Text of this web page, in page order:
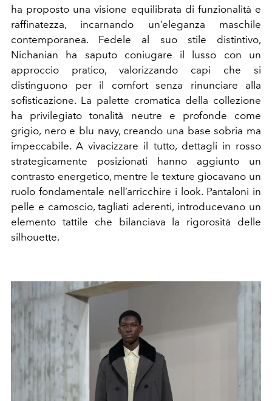
ha proposto una visione equilibrata di funzionalità e
raffinatezza, incarnando un’eleganza maschile
contemporanea. Fedele al suo stile distintivo,
Nichanian ha saputo coniugare il lusso con un
approccio pratico, valorizzando capi che si
distinguono per il comfort senza rinunciare alla
sofisticazione. La palette cromatica della collezione
ha privilegiato tonalità neutre e profonde come
grigio, nero e blu navy, creando una base sobria ma
impeccabile. A vivacizzare il tutto, dettagli in rosso
strategicamente posizionati hanno aggiunto un
contrasto energetico, mentre le texture giocavano un
ruolo fondamentale nell’arricchire i look. Pantaloni in
pelle e camoscio, tagliati aderenti, introducevano un
elemento tattile che bilanciava la rigorosità delle
silhouette.